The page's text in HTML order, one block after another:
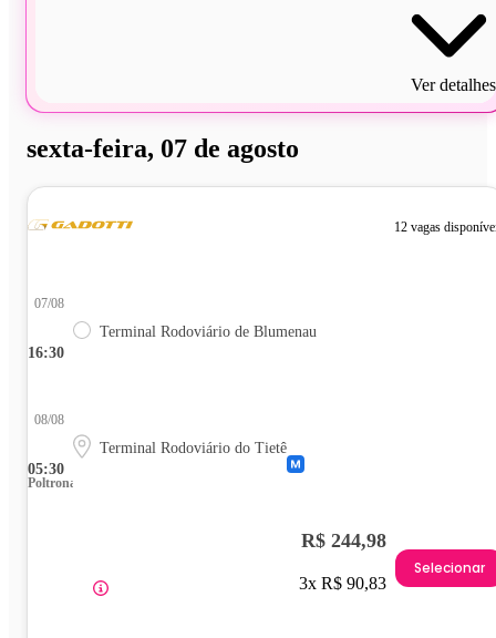
Ver detalhes
sexta-feira, 07 de agosto
12 vagas
16:30
07/08
Terminal Rodoviário de Blumenau
05:30
08/08
Terminal Rodoviário do Tietê
Poltrona
R$ 244,98
3x R$ 90,83
Selecionar